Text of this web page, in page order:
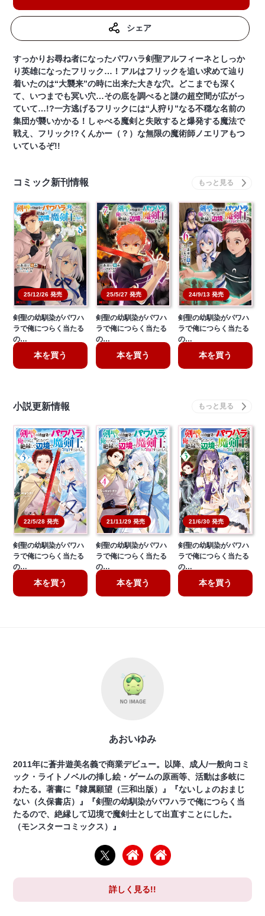
シェア
すっかりお尋ね者になったパワハラ剣聖アルフィーネとしっか
り英雄になったフリック…！アルはフリックを追い求めて辿り
着いたのは“大襲来”の時に出来た大きな穴。どこまでも深く
て、いつまでも冥い穴…その底を調べると謎の超空間が広がっ
ていて…!?一方逃げるフリックには“人狩り”なる不穏な名前の
集団が襲いかかる！しゃべる魔剣と失敗すると爆発する魔法で
戦え、フリック!?くんかー（？）な無限の魔術師ノエリアもつ
いているぞ!!
コミック新刊情報
25/12/26 発売
剣聖の幼馴染がパワハ
ラで俺につらく当たる
の…
本を買う
25/5/27 発売
剣聖の幼馴染がパワハ
ラで俺につらく当たる
の…
本を買う
24/9/13 発売
剣聖の幼馴染がパワハ
ラで俺につらく当たる
の…
本を買う
小説更新情報
22/5/28 発売
剣聖の幼馴染がパワハ
ラで俺につらく当たる
の…
本を買う
21/11/29 発売
剣聖の幼馴染がパワハ
ラで俺につらく当たる
の…
本を買う
21/6/30 発売
剣聖の幼馴染がパワハ
ラで俺につらく当たる
の…
本を買う
あおいゆみ
2011年に蒼井遊美名義で商業デビュー。以降、成人/一般向コミ
ック・ライトノベルの挿し絵・ゲームの原画等、活動は多岐に
わたる。著書に『隷属願望（三和出版）』『ないしょのおまじ
ない（久保書店）』『剣聖の幼馴染がパワハラで俺につらく当
たるので、絶縁して辺境で魔剣士として出直すことにした。
（モンスターコミックス）』
詳しく見る!!